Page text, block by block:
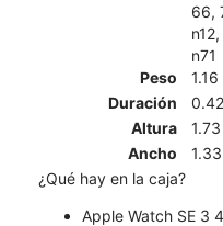
66,
n71
Peso
Duración
Altura
Ancho
¿Qué hay en la caja?
Apple Watch SE 3